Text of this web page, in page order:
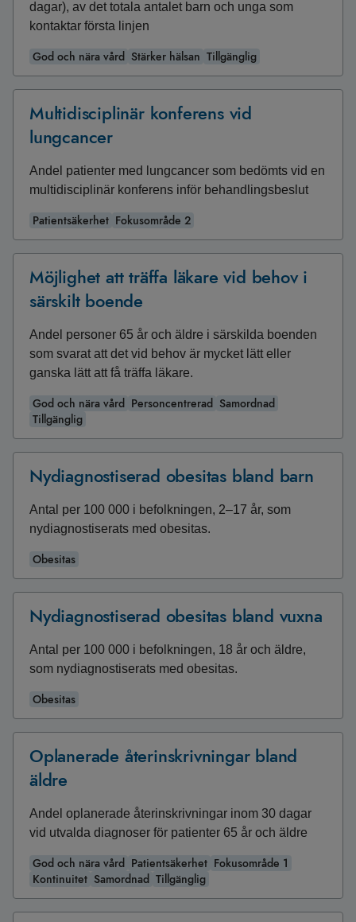
dagar), av det totala antalet barn och unga som
kontaktar första linjen
God och nära vård Stärker hälsan Tillgänglig
Multidisciplinär konferens vid
lungcancer
Andel patienter med lungcancer som bedömts vid en
multidisciplinär konferens inför behandlingsbeslut
Patientsäkerhet Fokusområde 2
Möjlighet att träffa läkare vid behov i
särskilt boende
Andel personer 65 år och äldre i särskilda boenden
som svarat att det vid behov är mycket lätt eller
ganska lätt att få träffa läkare.
God och nära vård Personcentrerad Samordnad
Tillgänglig
Nydiagnostiserad obesitas bland barn
Antal per 100 000 i befolkningen, 2–17 år, som
nydiagnostiserats med obesitas.
Obesitas
Nydiagnostiserad obesitas bland vuxna
Antal per 100 000 i befolkningen, 18 år och äldre,
som nydiagnostiserats med obesitas.
Obesitas
Oplanerade återinskrivningar bland
äldre
Andel oplanerade återinskrivningar inom 30 dagar
vid utvalda diagnoser för patienter 65 år och äldre
God och nära vård Patientsäkerhet Fokusområde 1
Kontinuitet Samordnad Tillgänglig